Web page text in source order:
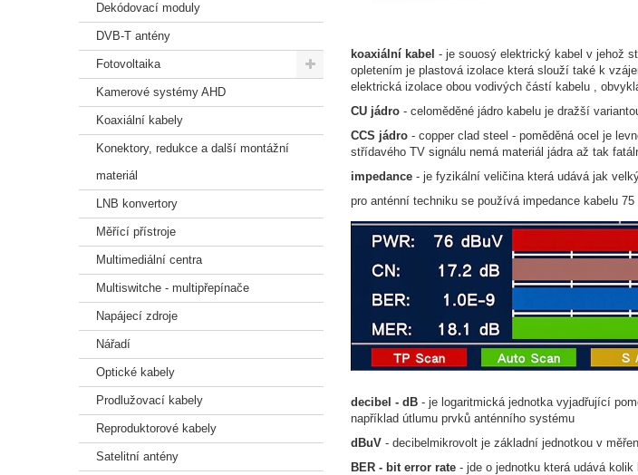
Dekódovací moduly
DVB-T antény
Fotovoltaika
Kamerové systémy AHD
Koaxiální kabely
Konektory, redukce a další montážní
materiál
LNB konvertory
Měřící přístroje
Multimediální centra
Multiswitche - multipřepínače
Napájecí zdroje
Nářadí
Optické kabely
Prodlužovací kabely
Reproduktorové kabely
Satelitní antény
koaxiální kabel - je souosý elektrický kabel v jehož
opletením je plastová izolace která slouží také k
elektrická izolace obou vodivých částí kabelu ,
CU jádro - celoměděné jádro kabelu je dražší
CCS jádro - copper clad steel - poměděná ocel je
střídavého TV signálu nemá materiál jádra až tak
impedance - je fyzikální veličina která udává jak
pro anténní techniku se používá impedance kabelu 75
decibel - dB - je logaritmická jednotka vyjadřující
například útlumu prvků anténního systému
dBuV - decibelmikrovolt je základní jednotkou v
BER - bit error rate - jde o jednotku která udává